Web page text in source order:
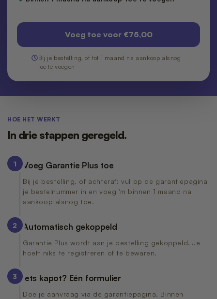
Nano 3 - Tofu-filter (Rooster/Zeef)
€14,99
(Rooster/Zeef)
Nano 3 - Magneetclip
Nano 2 – Pootjesveger (Wit)
€14,99
Nano 2 – Trommelring (Zwart)
Voeg toe voor €75,00
Bij je bestelling, of tot 1 maand na aankoop alsnog
toe te voegen
HOE HET WERKT
In drie stappen geregeld.
1 Voeg Garantie Plus toe
Bij je bestelling, of achteraf: vul op de garantiepagina
je bestelnummer in en voeg 'm binnen 1 maand na
aankoop alsnog toe.
2 Automatisch gekoppeld
Garantie Plus wordt aan je bestelling gekoppeld. Je
hoeft niks te registreren of te bewaren.
3 Iets kapot? Eén formulier
Doe je aanvraag via de garantiepagina. Binnen